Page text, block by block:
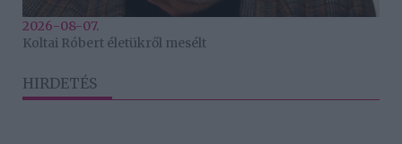
2026-08-07.
Koltai Róbert életükről mesélt
HIRDETÉS